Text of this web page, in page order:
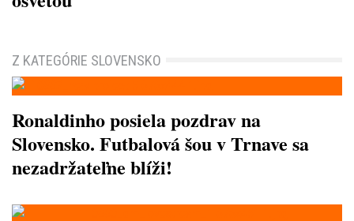
Z KATEGÓRIE SLOVENSKO
Ronaldinho posiela pozdrav na
Slovensko. Futbalová šou v Trnave sa
nezadržateľne blíži!